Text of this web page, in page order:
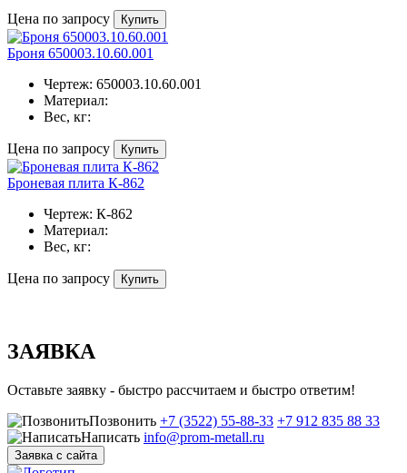
Цена по запросу Купить
Броня 650003.10.60.001
Чертеж: 650003.10.60.001
Материал:
Вес, кг:
Цена по запросу Купить
Броневая плита К-862
Чертеж: К-862
Материал:
Вес, кг:
Цена по запросу Купить
ЗАЯВКА
Оставьте заявку - быстро рассчитаем и быстро ответим!
Позвонить +7 (3522) 55-88-33 +7 912 835 88 33
Написать info@prom-metall.ru
Заявка с сайта